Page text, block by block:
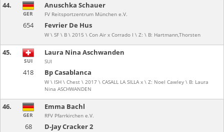
44.
654 Fevrier De Hus
W \ SF \ B \ 2015 \ Con Air x Corrado I \ Z: \ B: Hartmann,Thorsten
GER
Anuschka Schauer
FV Reitsportzentrum München e.V.
45.
418 Bp Casablanca
W \ ISH \ Chest \ 2017 \ CASALL LA SILLA x \ Z: Noel Cawley \ B: Laura
Nina ASCHWANDEN
SUI
Laura Nina Aschwanden
SUI
46.
68 D-Jay Cracker 2
GER
Emma Bachl
RFV Pfarrkirchen e.V.